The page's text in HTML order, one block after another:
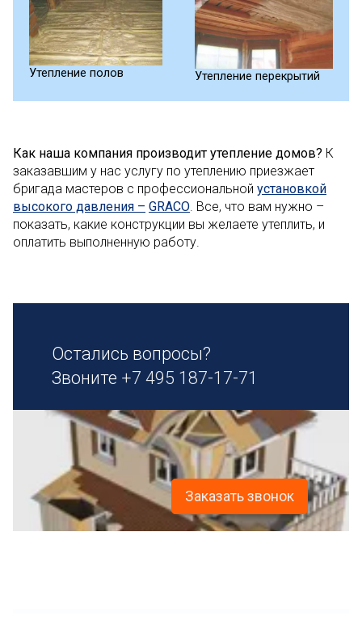
Утепление полов Утепление перекрытий
Как наша компания производит утепление домов? К
заказавшим у нас услугу по утеплению приезжает
бригада мастеров с профессиональной установкой
высокого давления – GRACO . Все, что вам нужно –
показать, какие конструкции вы желаете утеплить, и
оплатить выполненную работу.
Остались вопросы?
Звоните +7 495 187-17-71
Заказать звонок